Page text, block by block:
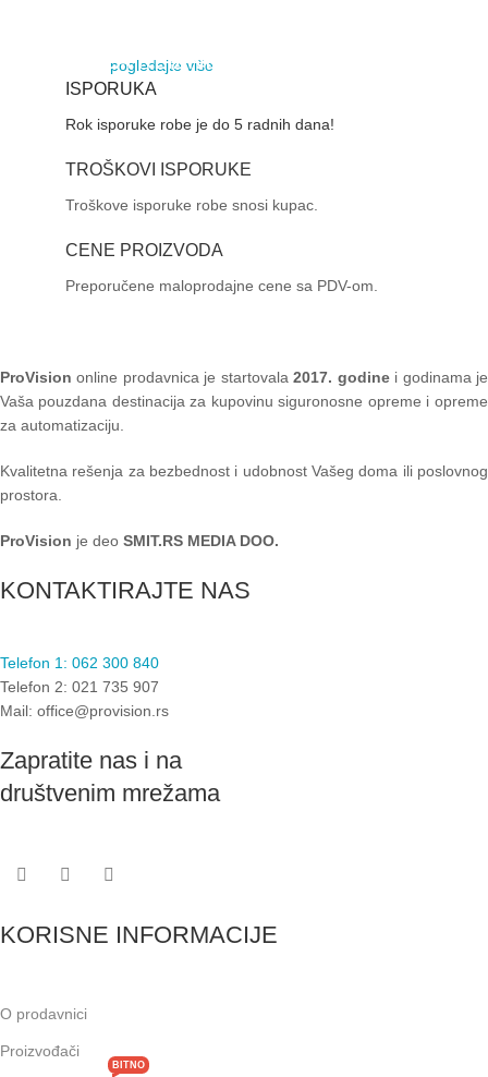
pogledajte više
MOTORI ZA KLIZNE
KAPIJEISPORUKA
Rok isporuke robe je do 5 radnih dana!
TROŠKOVI ISPORUKE
Troškove isporuke robe snosi kupac.
CENE PROIZVODA
Preporučene maloprodajne cene sa PDV-om.
ProVision online prodavnica je startovala2017. godinei godinama je
Vaša pouzdana destinacija za kupovinu siguronosne opreme i opreme
za automatizaciju.
Kvalitetna rešenja za bezbednost i udobnost Vašeg doma ili poslovnog
prostora.
ProVision je deo SMIT.RS MEDIA DOO.
KONTAKTIRAJTE NAS
Telefon 1: 062 300 840
Telefon 2: 021 735 907
Mail: office@provision.rs
Zapratite nas i na
društvenim mrežama
KORISNE INFORMACIJE
O prodavnici
Proizvođači
BITNO